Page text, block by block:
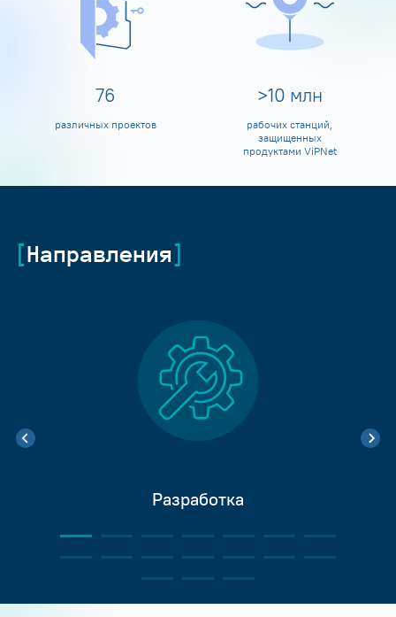
80
различных проектов
>10 млн
рабочих станций,
защищенных
продуктами ViPNet
Направления
Разработка